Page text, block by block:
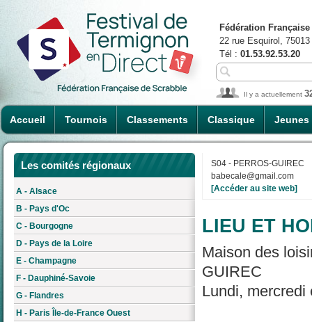
Accueil Tournois Classements Classique Jeunes
Fédération
22 rue Esquirol,
Tél : 01.53.92.53.20
Il y a actuellement
Les comités régionaux
A - Alsace
B - Pays d'Oc
C - Bourgogne
D - Pays de la Loire
E - Champagne
F - Dauphiné-Savoie
G - Flandres
H - Paris Île-de-France Ouest
S04 - PERROS-GUIREC
babecale@gmail.com
[Accéder au site web]
LIEU ET
Maison des
GUIREC
Lundi, mercredi